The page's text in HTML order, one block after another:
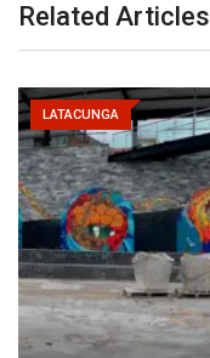
Related Articles
LATACUNGA